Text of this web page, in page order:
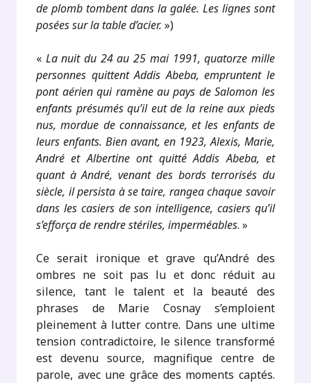
de plomb tombent dans la galée. Les lignes sont
posées sur la table d’acier. »)
« La nuit du 24 au 25 mai 1991, quatorze mille
personnes quittent Addis Abeba, empruntent le
pont aérien qui ramène au pays de Salomon les
enfants présumés qu’il eut de la reine aux pieds
nus, mordue de connaissance, et les enfants de
leurs enfants. Bien avant, en 1923, Alexis, Marie,
André et Albertine ont quitté Addis Abeba, et
quant à André, venant des bords terrorisés du
siècle, il persista à se taire, rangea chaque savoir
dans les casiers de son intelligence, casiers qu’il
s’efforça de rendre stériles, imperméables. »
Ce serait ironique et grave qu’André des
ombres ne soit pas lu et donc réduit au
silence, tant le talent et la beauté des
phrases de Marie Cosnay s’emploient
pleinement à lutter contre. Dans une ultime
tension contradictoire, le silence transformé
est devenu source, magnifique centre de
parole, avec une grâce des moments captés.